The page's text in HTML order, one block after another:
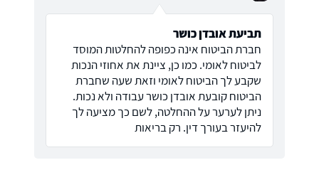
תביעת אובדן כושר
חברת הביטוח אינה כפופה להחלטות המוסד
לביטוח לאומי. כמו כן, ציינת את אחוזי הנכות
שקבע לך הביטוח לאומי וזאת שעה שחברת
הביטוח קובעת אובדן כושר עבודה ולא נכות.
ניתן לערער על ההחלטה, לשם כך מציעה לך
להיעזר בעורך דין. רק בריאות